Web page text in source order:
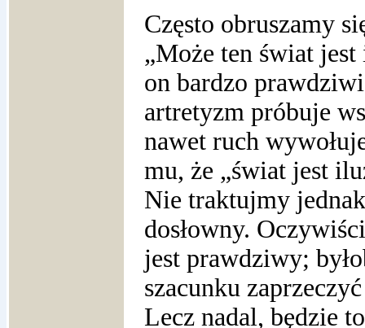
Często obruszamy
„Może ten świat
on bardzo
artretyzm próbuje
nawet ruch
mu, że „świat jest
Nie traktujmy
dosłowny.
jest prawdziwy;
szacunku
Lecz nadal, będzie